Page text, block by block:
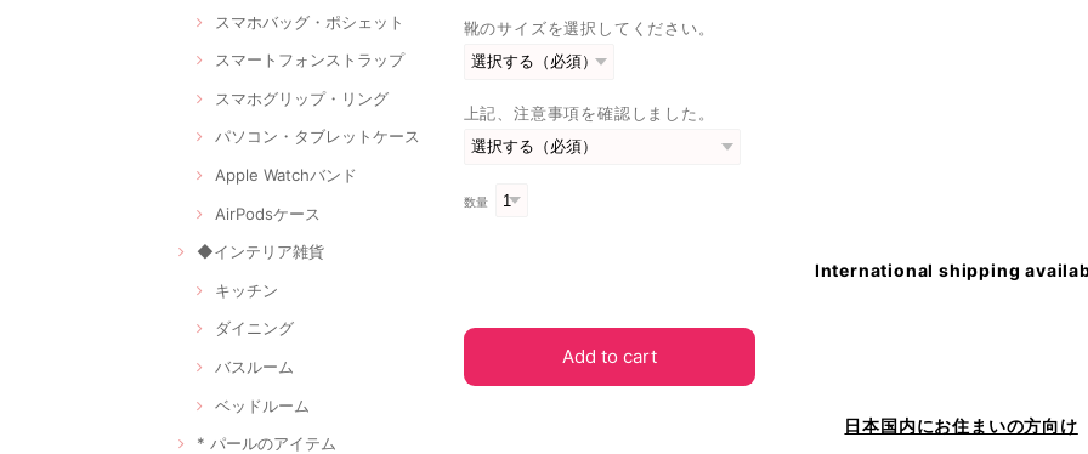
スマホバッグ・ポシェット
スマートフォンストラップ
スマホグリップ・リング
パソコン・タブレットケース
Apple Watchバンド
AirPodsケース
◆インテリア雑貨
キッチン
ダイニング
バスルーム
ベッドルーム
* パールのアイテム
靴のサイズを選択してください。
上記、注意事項を確認しました。
数量
International shipping
Add to cart
日本国内にお住まいの方向け